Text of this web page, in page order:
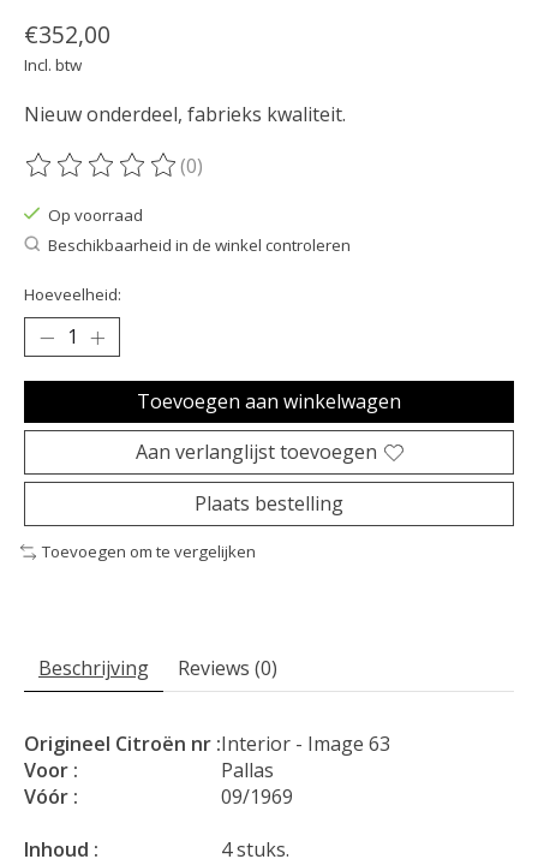
€352,00
Incl. btw
Nieuw onderdeel, fabrieks kwaliteit.
De beoordeling van dit product is
(0)
Op voorraad
Beschikbaarheid in de winkel controleren
Hoeveelheid:
Toevoegen aan winkelwagen
Aan verlanglijst toevoegen
Plaats bestelling
Toevoegen om te vergelijken
Beschrijving Reviews (0)
Origineel Citroën nr :Interior - Image 63
Voor :
Pallas
Vóór :
09/1969
Inhoud :
4 stuks.